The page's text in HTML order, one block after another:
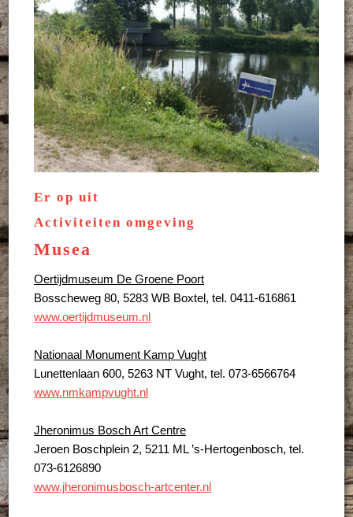
Er op uit
Activiteiten omgeving
Musea
Oertijdmuseum De Groene Poort
Bosscheweg 80, 5283 WB Boxtel, tel. 0411-616861
www.oertijdmuseum.nl
Nationaal Monument Kamp Vught
Lunettenlaan 600, 5263 NT Vught, tel. 073-6566764
www.nmkampvught.nl
Jheronimus Bosch Art Centre
Jeroen Boschplein 2, 5211 ML ’s-Hertogenbosch, tel.
073-6126890
www.jheronimusbosch-artcenter.nl